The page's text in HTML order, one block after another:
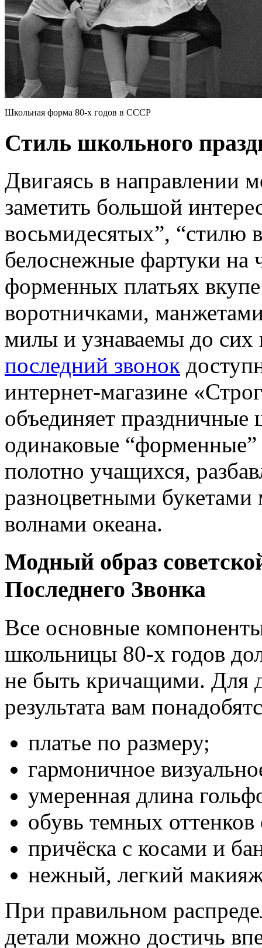
Школьная форма 80-х годов в СССР
Стиль школьного
Двигаясь в направлении
заметить большой
восьмидесятых”,
белоснежные фартуки на
форменных платьях
воротничками,
милы и узнаваемы до
последний звонок
интернет-магазине
объединяет
одинаковые
полотно учащихся,
разноцветными
волнами океана.
Модный образ
Последнего Звонка
Все основные
школьницы 80-х годов
не быть кричащими. Для
результата вам
платье по размеру;
гармоничное
умеренная длина
обувь темных
причёска с косами и
нежный, легкий
При правильном
детали можно достичь